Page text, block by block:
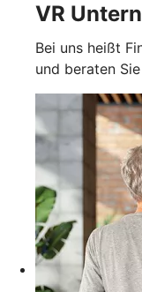
VR
Bei uns heißt
und beraten